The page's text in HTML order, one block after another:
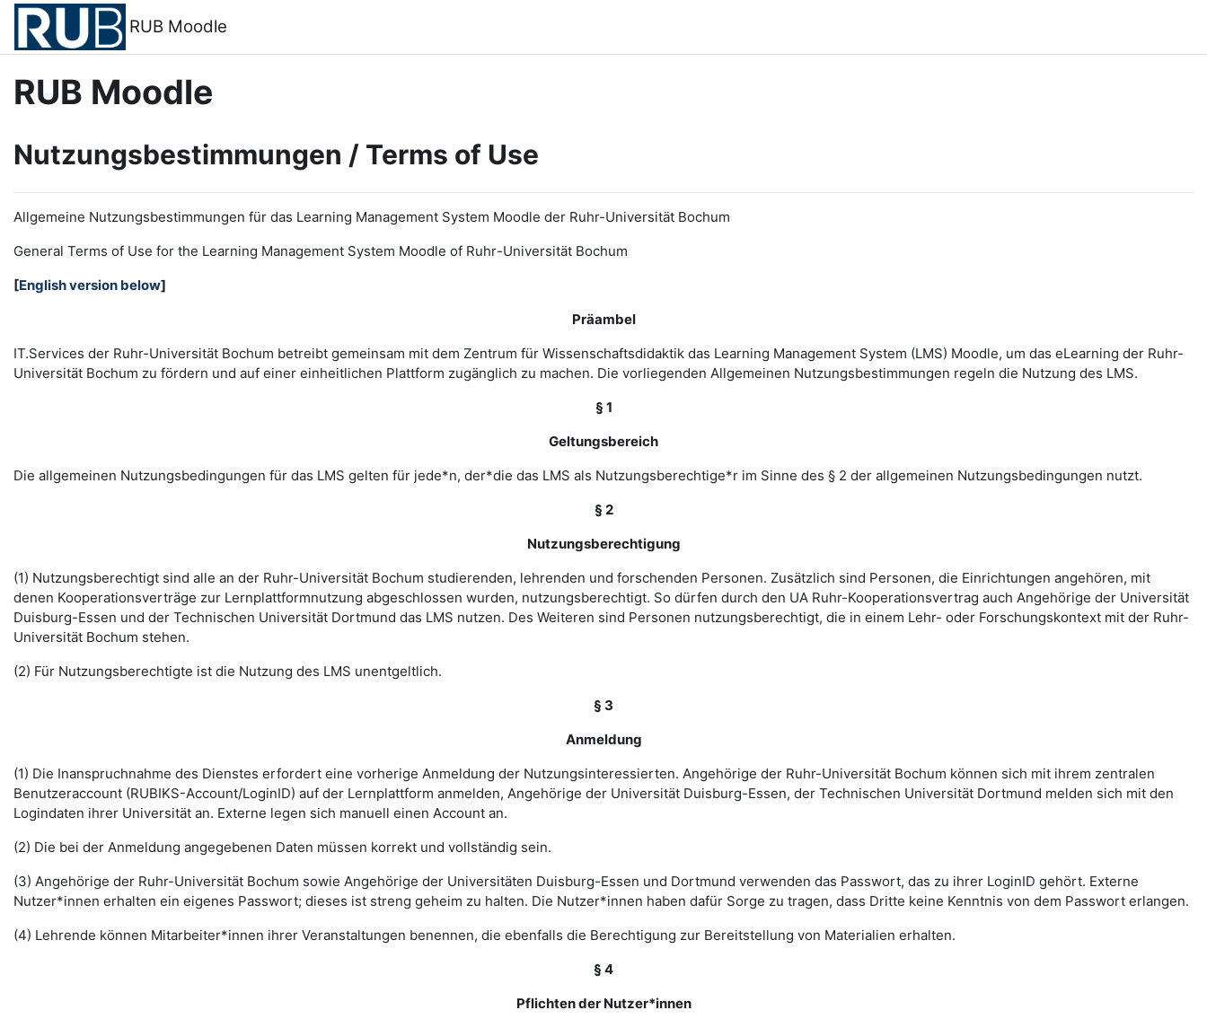
Zum Hauptinhalt
RUB Moodle
RUB Moodle
Nutzungsbestimmungen / Terms of Use
Allgemeine Nutzungsbestimmungen für das Learning Management System Moodle der Ruhr-Universität Bochum
General Terms of Use for the Learning Management System Moodle of Ruhr-Universität Bochum
[English version below]
Präambel
IT.Services der Ruhr-Universität Bochum betreibt gemeinsam mit dem Zentrum für Wissenschaftsdidaktik das Learning Management System (LMS) Moodle, um das eLearning der Ruhr-
Universität Bochum zu fördern und auf einer einheitlichen Plattform zugänglich zu machen. Die vorliegenden Allgemeinen Nutzungsbestimmungen regeln die Nutzung des LMS.
§ 1
Geltungsbereich
Die allgemeinen Nutzungsbedingungen für das LMS gelten für jede*n, der*die das LMS als Nutzungsberechtige*r im Sinne des § 2 der allgemeinen Nutzungsbedingungen nutzt.
§ 2
Nutzungsberechtigung
(1) Nutzungsberechtigt sind alle an der Ruhr-Universität Bochum studierenden, lehrenden und forschenden Personen. Zusätzlich sind Personen, die Einrichtungen angehören, mit
denen Kooperationsverträge zur Lernplattformnutzung abgeschlossen wurden, nutzungsberechtigt. So dürfen durch den UA Ruhr-Kooperationsvertrag auch Angehörige der Universität
Duisburg-Essen und der Technischen Universität Dortmund das LMS nutzen. Des Weiteren sind Personen nutzungsberechtigt, die in einem Lehr- oder Forschungskontext mit der Ruhr-
Universität Bochum stehen.
(2) Für Nutzungsberechtigte ist die Nutzung des LMS unentgeltlich.
§ 3
Anmeldung
(1) Die Inanspruchnahme des Dienstes erfordert eine vorherige Anmeldung der Nutzungsinteressierten. Angehörige der Ruhr-Universität Bochum können sich mit ihrem zentralen
Benutzeraccount (RUBIKS-Account/LoginID) auf der Lernplattform anmelden, Angehörige der Universität Duisburg-Essen, der Technischen Universität Dortmund melden sich mit den
Logindaten ihrer Universität an. Externe legen sich manuell einen Account an.
(2) Die bei der Anmeldung angegebenen Daten müssen korrekt und vollständig sein.
(3) Angehörige der Ruhr-Universität Bochum sowie Angehörige der Universitäten Duisburg-Essen und Dortmund verwenden das Passwort, das zu ihrer LoginID gehört. Externe
Nutzer*innen erhalten ein eigenes Passwort; dieses ist streng geheim zu halten. Die Nutzer*innen haben dafür Sorge zu tragen, dass Dritte keine Kenntnis von dem Passwort erlangen.
(4) Lehrende können Mitarbeiter*innen ihrer Veranstaltungen benennen, die ebenfalls die Berechtigung zur Bereitstellung von Materialien erhalten.
§ 4
Pflichten der Nutzer*innen